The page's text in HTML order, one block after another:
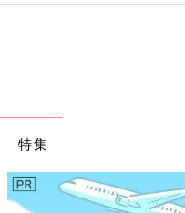
特集